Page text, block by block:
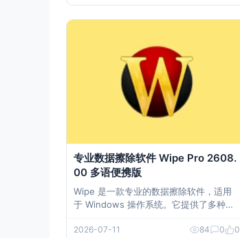
控、自定义报告生成与实时更新，适配 Wi
ndows 文件服务器权限审计、合规检查与
专业数据擦除软件 Wipe Pro 2608.
00 多语便携版
Wipe 是一款专业的数据擦除软件，适用
于 Windows 操作系统。它提供了多种数
数据，防止数据恢复和泄露。Wipe 的设
2026-07-11 84 0 0